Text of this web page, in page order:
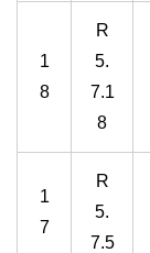
1
8
R
5.
7.1
8
1
7
R
5.
7.5